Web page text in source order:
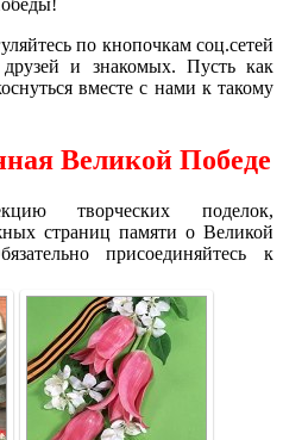
по кнопочкам соц.сетей
и знакомых. Пусть как
вместе с нами к такому
Великой Победе
творческих поделок,
страниц памяти о Великой
присоединяйтесь к